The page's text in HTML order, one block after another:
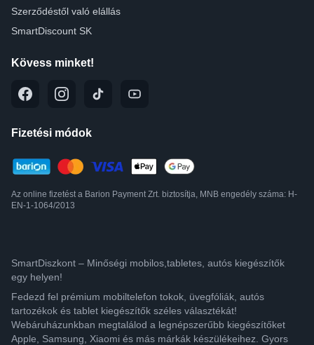
Szerződéstől való elállás
SmartDiscount SK
Kövess minket!
Fizetési módok
Az online fizetést a Barion Payment Zrt. biztosítja, MNB engedély száma: H-
EN-1-1064/2013
SmartDiszkont – Minőségi mobilos,tabletes, autós kiegészítők
egy helyen!
Fedezd fel prémium mobiltelefon tokok, üvegfóliák, autós
tartozékok és tablet kiegészítők széles választékát!
Webáruházunkban megtalálod a legnépszerűbb kiegészítőket
Apple, Samsung, Xiaomi és más márkák készülékeihez. Gyors